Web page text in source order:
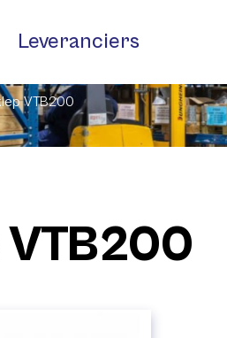
Leveranciers
VTB200